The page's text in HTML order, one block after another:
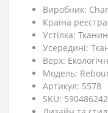
Виробник:
Країна
Устілка:
Усередині:
Верх:
Модель:
Артикул: 5578
SKU: